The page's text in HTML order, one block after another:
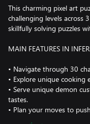
This charming pixel art
challenging levels across
skillfully solving puzzles
MAIN FEATURES IN
• Navigate through 30
• Explore unique cooking
• Serve unique demon
tastes.
• Plan your moves to